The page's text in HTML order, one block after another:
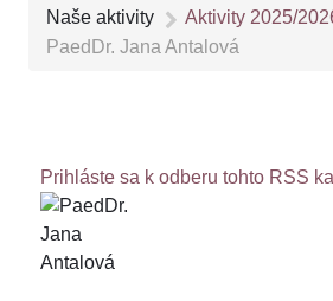
Naše aktivity
Aktivity 2025/
PaedDr. Jana Antalová
Prihláste sa k odberu tohto RSS